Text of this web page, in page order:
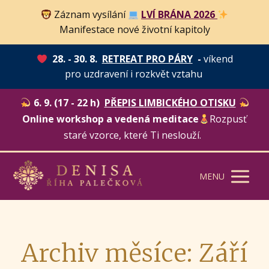
Záznam vysílání
LVÍ BRÁNA 2026
Manifestace nové životní kapitoly
28. - 30. 8. RETREAT PRO PÁRY- víkend
pro uzdravení i rozkvět vztahu
6. 9. (17 - 22 h) PŘEPIS LIMBICKÉHO OTISKU
Online workshop a vedená meditace
Rozpusť
staré vzorce, které Ti neslouží.
MENU
Archiv měsíce: Září